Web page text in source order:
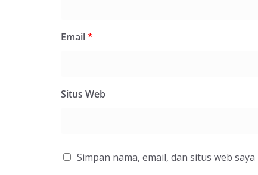
Email*
Situs Web
Simpan nama, email, dan situs web